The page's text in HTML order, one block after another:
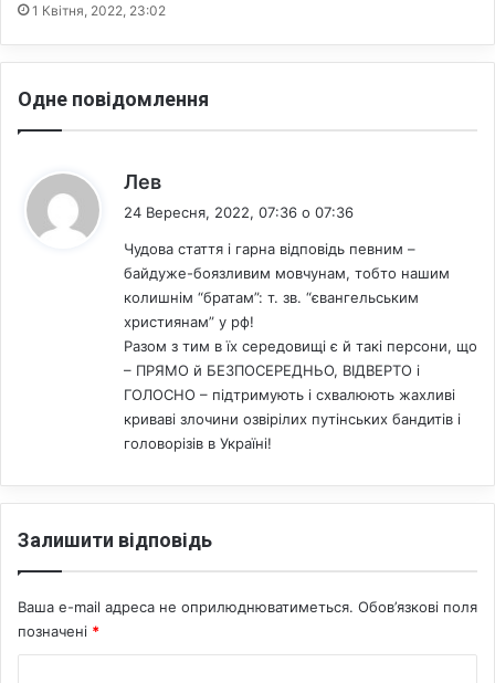
ч
к
а
ї
1 Квітня, 2022, 23:02
Одне повідомлення
Лев
24 Вересня, 2022, 07:36 о 07:36
Чудова стаття і гарна відповідь певним –
байдуже-боязливим мовчунам, тобто нашим
колишнім “братам”: т. зв. “євангельським
християнам” у рф!
Разом з тим в їх середовищі є й такі персони, що
– ПРЯМО й БЕЗПОСЕРЕДНЬО, ВІДВЕРТО і
ГОЛОСНО – підтримують і схвалюють жахливі
криваві злочини озвірілих путінських бандитів і
головорізів в Україні!
Залишити відповідь
Ваша e-mail адреса не оприлюднюватиметься. Обов’язкові поля
позначені *